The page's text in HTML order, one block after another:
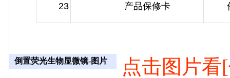
23 产品保修卡
倒置荧光生物显微镜-图片
点击图片